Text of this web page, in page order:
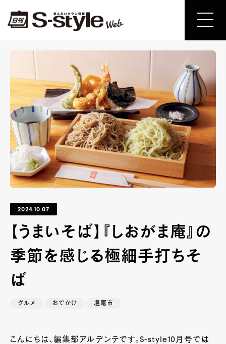
2024.10.07
【うまいそば】『しおがま庵』の
季節を感じる極細手打ちそ
ば
グルメ おでかけ 塩竈市
こんにちは、編集部アルデンテです。S-style10月号では